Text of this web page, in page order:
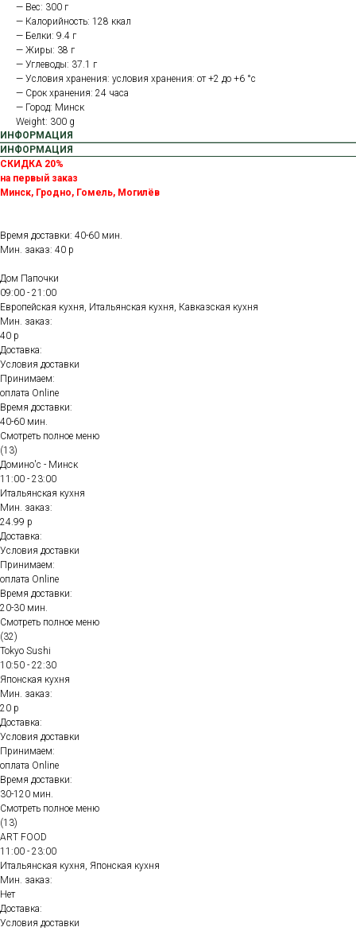
— Вес: 300 г
— Калорийность: 128 ккал
— Белки: 9.4 г
— Жиры: 38 г
— Углеводы: 37.1 г
— Условия хранения: условия хранения: от +2 до +6 °с
— Срок хранения: 24 часа
— Город: Минск
Weight: 300 g
ИНФОРМАЦИЯ
ИНФОРМАЦИЯ
СКИДКА 20%
на первый заказ
Минск, Гродно, Гомель, Могилёв
Время доставки: 40-60 мин.
Мин. заказ: 40 р
Дом Папочки
09:00 - 21:00
Европейская кухня, Итальянская кухня, Кавказская кухня
Мин. заказ:
40 р
Доставка:
Условия доставки
Принимаем:
оплата Online
Время доставки:
40-60 мин.
Смотреть полное меню
(13)
Домино'с - Минск
11:00 - 23:00
Итальянская кухня
Мин. заказ:
24.99 р
Доставка:
Условия доставки
Принимаем:
оплата Online
Время доставки:
20-30 мин.
Смотреть полное меню
(32)
Tokyo Sushi
10:50 - 22:30
Японская кухня
Мин. заказ:
20 р
Доставка:
Условия доставки
Принимаем:
оплата Online
Время доставки:
30-120 мин.
Смотреть полное меню
(13)
ART FOOD
11:00 - 23:00
Итальянская кухня, Японская кухня
Мин. заказ:
Нет
Доставка:
Условия доставки